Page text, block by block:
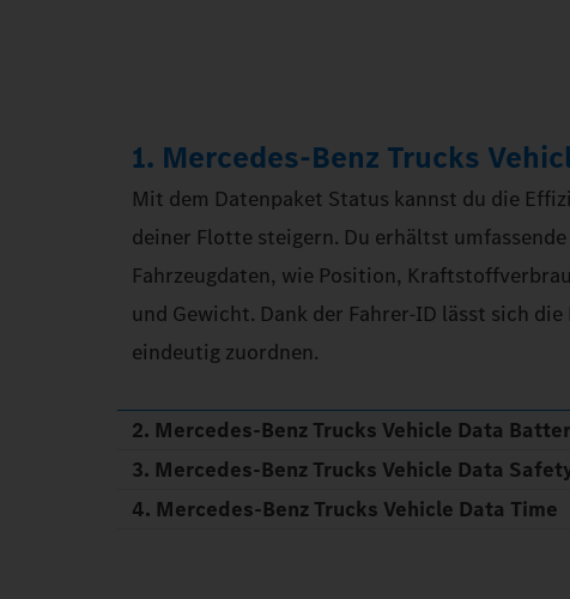
1. Mercedes-Benz Trucks
Mit dem Datenpaket Status kannst du die
deiner Flotte steigern. Du erhältst
Fahrzeugdaten, wie Position,
und Gewicht. Dank der Fahrer-ID lässt sich
eindeutig zuordnen.
2. Mercedes-Benz Trucks Vehicle Data
3. Mercedes-Benz Trucks Vehicle Data
4. Mercedes-Benz Trucks Vehicle Data Time